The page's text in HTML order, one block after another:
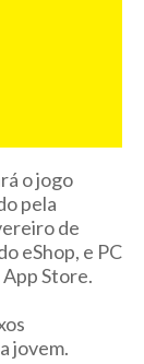
o jogo
pela
de
eShop, e PC
App Store.
jovem.